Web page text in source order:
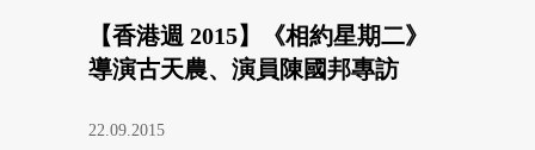
【香港週 2015】《相約星期二》
導演古天農、演員陳國邦專訪
22.09.2015